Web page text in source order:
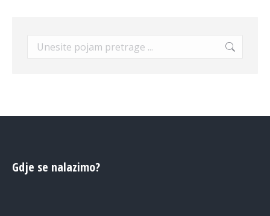
Search:
Gdje se nalazimo?